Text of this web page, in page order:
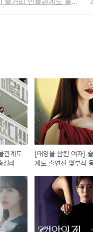
관계도
리
[태양을 삼킨 여자]
계도 출연진 몇부작